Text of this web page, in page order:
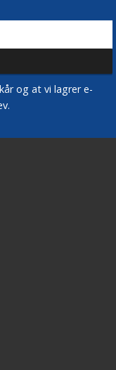
og at vi lagrer e-